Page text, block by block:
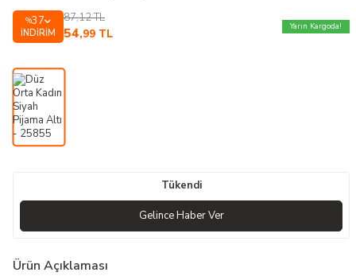
%37
İNDIRIM
87,12TL
54,99 TL
Yarın Kargoda!
Tükendi
Gelince Haber Ver
Ürün Açıklaması